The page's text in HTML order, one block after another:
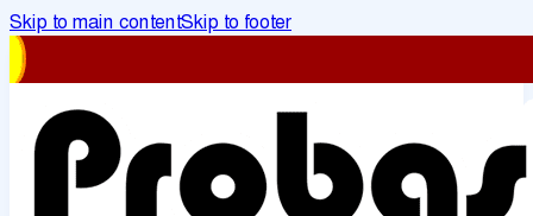
Skip to main contentSkip to footer